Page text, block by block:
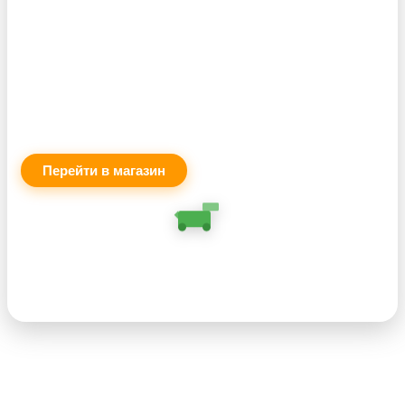
Перейти в магазин